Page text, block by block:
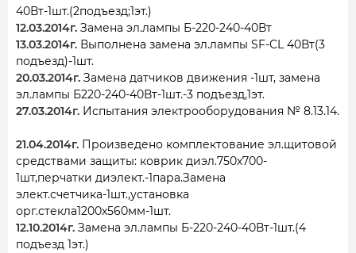
40Вт-1шт.(2подъезд;1эт.)
12.03.2014г. Замена эл.лампы Б-220-240-40Вт
13.03.2014г. Выполнена замена эл.лампы SF-CL 40Вт(3
подъезд)-1шт.
20.03.2014г. Замена датчиков движения -1шт, замена
эл.лампы Б220-240-40Вт-1шт.-3 подъезд,1эт.
27.03.2014г. Испытания электрооборудования № 8.13.14.
21.04.2014г. Произведено комплектование эл.щитовой
средствами защиты: коврик диэл.750х700-
1шт,перчатки диэлект.-1пара.Замена
элект.счетчика-1шт.,установка
орг.стекла1200х560мм-1шт.
12.10.2014г. Замена эл.лампы Б-220-240-40Вт-1шт.(4
подъезд 1эт.)